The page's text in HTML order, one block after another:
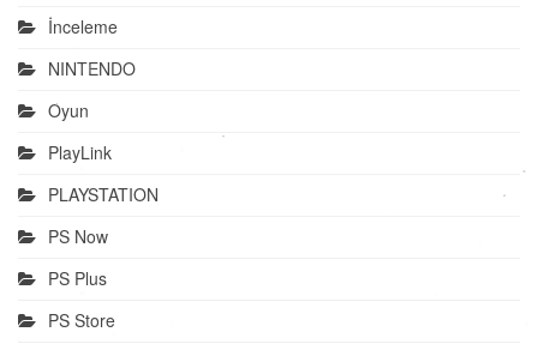
İnceleme
NINTENDO
Oyun
PlayLink
PLAYSTATION
PS Now
PS Plus
PS Store